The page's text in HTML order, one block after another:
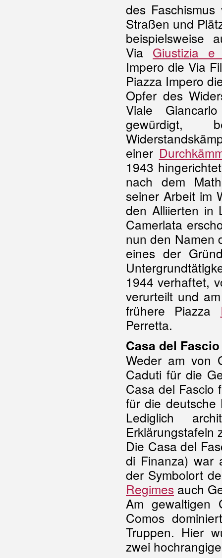
des Faschismus
Straßen und
beispielsweise
Via Giustizia e
Impero die Via
Piazza Impero
Opfer des
Viale
gewürdigt,
einer
1943
nach dem
seiner Arbeit im
den Alliierten in
Camerlata
nun den Namen
eines der
1944 verhaftet,
verurteilt und
frühere Piazza
Perretta.
Casa del
Weder am von
Caduti für die
Casa del Fascio
für die deutsche
Lediglich
Die Casa del
di Finanza)
der Symbolort
Regimes auch
Am gewaltigen
Comos
Truppen. Hier
zwei